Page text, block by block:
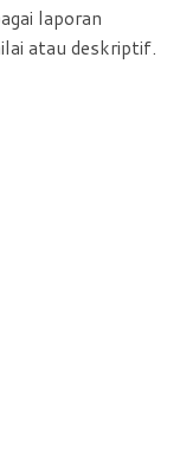
laporan
atau deskriptif.